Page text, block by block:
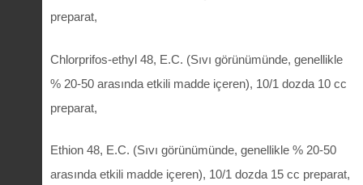
preparat,
Chlorprifos-ethyl 48, E.C. (Sıvı görünümünde, genellikle
% 20-50 arasında etkili madde içeren), 10/1 dozda 10 cc
preparat,
Ethion 48, E.C. (Sıvı görünümünde, genellikle % 20-50
arasında etkili madde içeren), 10/1 dozda 15 cc preparat,